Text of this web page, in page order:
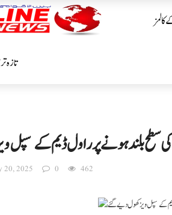
تازہ
کی سطح بلند ہونے پر راول ڈیم کے
20, 2025 0 462